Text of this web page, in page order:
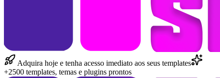
Adquira hoje e tenha acesso imediato aos seus templates
+2500 templates, temas e plugins prontos